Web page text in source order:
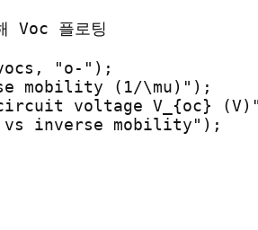
Voc 플로팅
"o-");
mobility (1/\mu)");
circuit voltage V_{oc}
inverse mobility");